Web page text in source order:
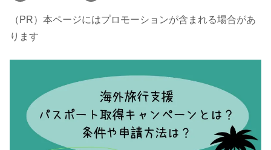
（PR）本ページにはプロモーションが含まれる場合があ
ります